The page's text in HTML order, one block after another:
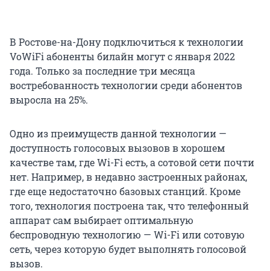
В Ростове-на-Дону подключиться к технологии
VoWiFi абоненты билайн могут с января 2022
года. Только за последние три месяца
востребованность технологии среди абонентов
выросла на 25%.
Одно из преимуществ данной технологии —
доступность голосовых вызовов в хорошем
качестве там, где Wi-Fi есть, а сотовой сети почти
нет. Например, в недавно застроенных районах,
где еще недостаточно базовых станций. Кроме
того, технология построена так, что телефонный
аппарат сам выбирает оптимальную
беспроводную технологию — Wi-Fi или сотовую
сеть, через которую будет выполнять голосовой
вызов.